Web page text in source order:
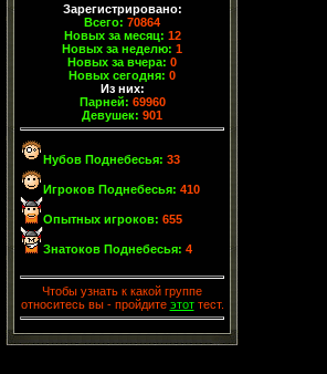
Зарегистрировано:
Всего: 70864
Новых за месяц: 12
Новых за неделю: 1
Новых за вчера: 0
Новых сегодня: 0
Из них:
Парней: 69960
Девушек: 901
Нубов Поднебесья: 33
Игроков Поднебесья: 410
Опытных игроков: 655
Знатоков Поднебесья: 4
Чтобы узнать к какой группе
относитесь вы - пройдите этоттест.